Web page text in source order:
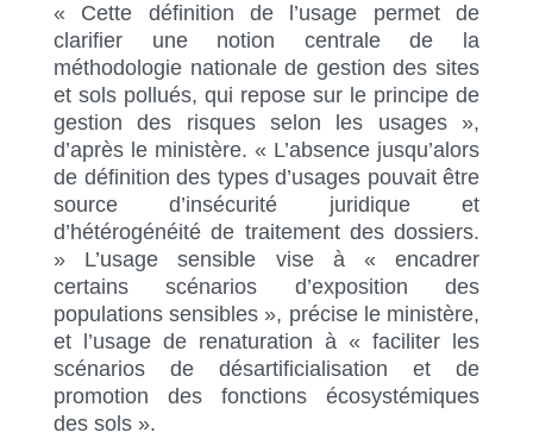
« Cette définition de l’usage permet de
clarifier une notion centrale de la
méthodologie nationale de gestion des sites
et sols pollués, qui repose sur le principe de
gestion des risques selon les usages »,
d’après le ministère. « L’absence jusqu’alors
de définition des types d’usages pouvait être
source d’insécurité juridique et
d’hétérogénéité de traitement des dossiers.
» L’usage sensible vise à « encadrer
certains scénarios d’exposition des
populations sensibles », précise le ministère,
et l’usage de renaturation à « faciliter les
scénarios de désartificialisation et de
promotion des fonctions écosystémiques
des sols ».